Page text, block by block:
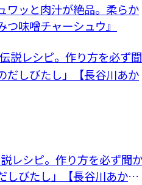
ワッと肉汁が絶品。柔らか
味噌チャーシュウ』
レシピ。作り方を必ず聞
しびたし」【長谷川あかり